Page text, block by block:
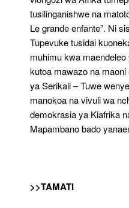
tusilinganishwe na
Le grande enfante”. Ni
Tupevuke tusidai
muhimu kwa
kutoa mawazo na
ya Serikali – Tuwe
manokoa na vivuli wa
demokrasia ya Kiafrika
Mapambano bado
>>TAMATI